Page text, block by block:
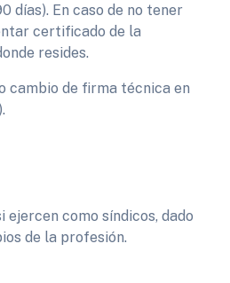
días). En caso de no tener
certificado de la
resides.
cambio de firma técnica en
como síndicos, dado
de la profesión.